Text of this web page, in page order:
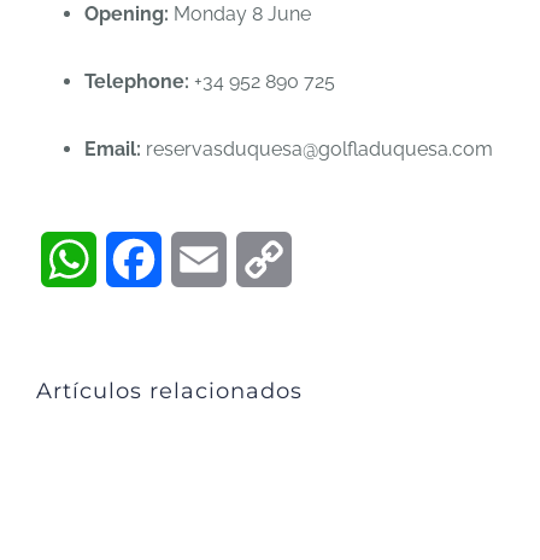
Opening: Monday 8 June
Telephone: +34 952 890 725
Email: reservasduquesa@golfladuquesa.com
WhatsAppFacebookEmail
Artículos relacionados